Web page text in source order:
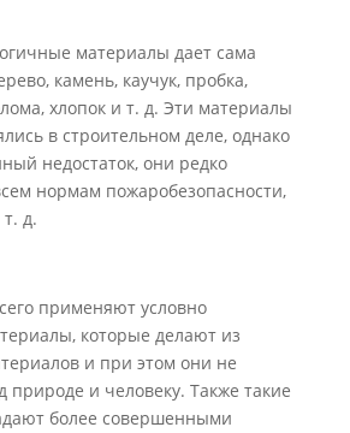
материалы дает сама
камень, каучук, пробка,
хлопок и т. д. Эти материалы
в строительном деле, однако
недостаток, они редко
нормам пожаробезопасности,
д.
применяют условно
которые делают из
и при этом они не
и человеку. Также такие
более совершенными